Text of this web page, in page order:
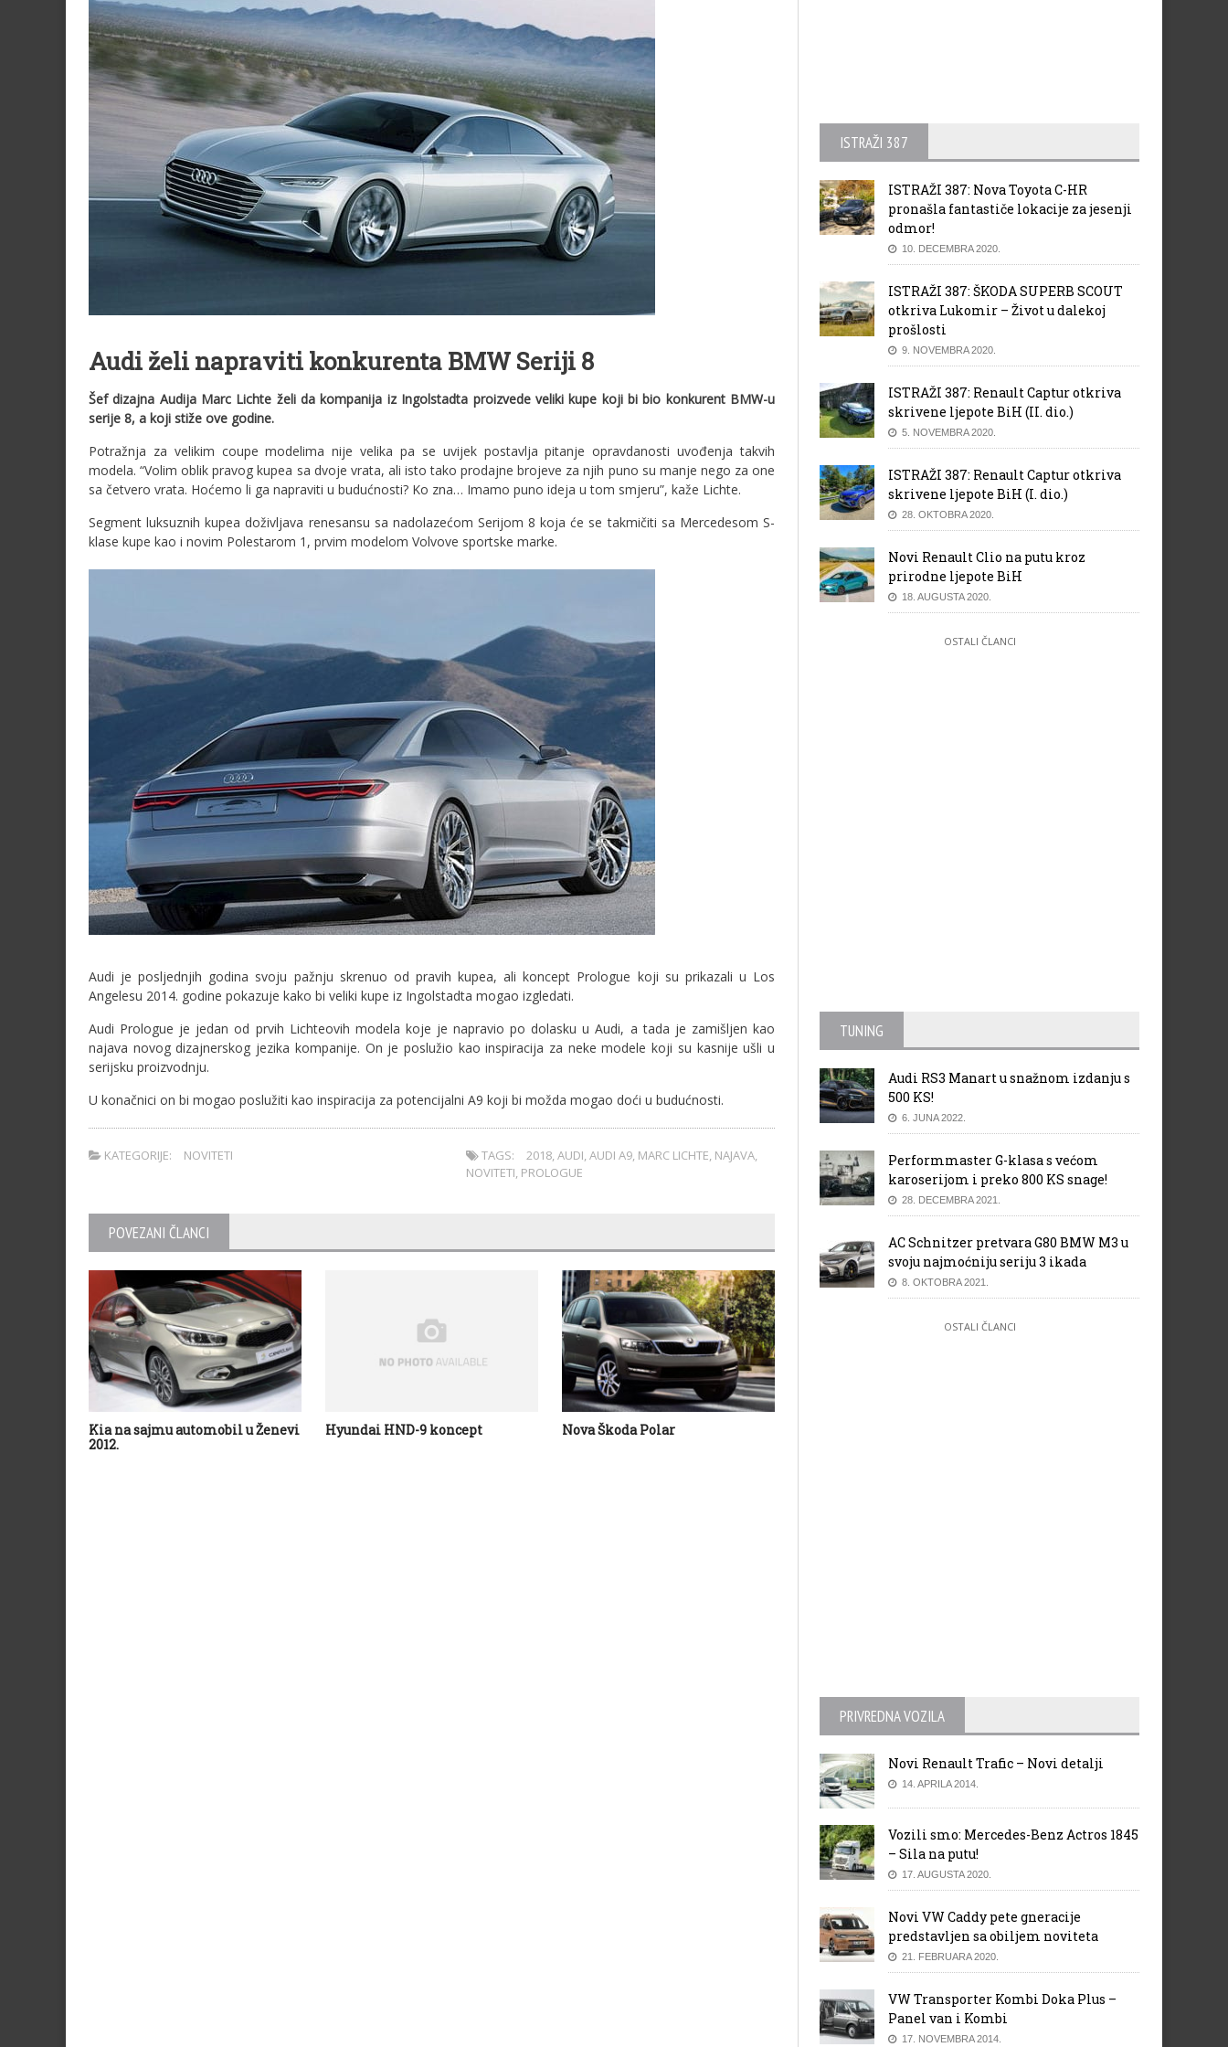
Audi želi napraviti konkurenta BMW Seriji 8
Šef dizajna Audija Marc Lichte želi da kompanija iz Ingolstadta proizvede veliki kupe koji bi bio konkurent BMW-u
serije 8, a koji stiže ove godine.
Potražnja za velikim coupe modelima nije velika pa se uvijek postavlja pitanje opravdanosti uvođenja takvih
modela. “Volim oblik pravog kupea sa dvoje vrata, ali isto tako prodajne brojeve za njih puno su manje nego za one
sa četvero vrata. Hoćemo li ga napraviti u budućnosti? Ko zna… Imamo puno ideja u tom smjeru”, kaže Lichte.
Segment luksuznih kupea doživljava renesansu sa nadolazećom Serijom 8 koja će se takmičiti sa Mercedesom S-
klase kupe kao i novim Polestarom 1, prvim modelom Volvove sportske marke.
Audi je posljednjih godina svoju pažnju skrenuo od pravih kupea, ali koncept Prologue koji su prikazali u Los
Angelesu 2014. godine pokazuje kako bi veliki kupe iz Ingolstadta mogao izgledati.
Audi Prologue je jedan od prvih Lichteovih modela koje je napravio po dolasku u Audi, a tada je zamišljen kao
najava novog dizajnerskog jezika kompanije. On je poslužio kao inspiracija za neke modele koji su kasnije ušli u
serijsku proizvodnju.
U konačnici on bi mogao poslužiti kao inspiracija za potencijalni A9 koji bi možda mogao doći u budućnosti.
KATEGORIJE: NOVITETI TAGS: 2018,AUDI,AUDI A9, MARC LICHTE, NAJAVA,
NOVITETI, PROLOGUE
POVEZANI ČLANCI
Kia na sajmu automobil u Ženevi
2012.
Hyundai HND-9 koncept Nova Škoda Polar
ISTRAŽI 387
ISTRAŽI 387: Nova Toyota C-HR
pronašla fantastiče lokacije za jesenji
odmor!
10. DECEMBRA 2020.
ISTRAŽI 387: ŠKODA SUPERB SCOUT
otkriva Lukomir – Život u dalekoj
prošlosti
9. NOVEMBRA 2020.
ISTRAŽI 387: Renault Captur otkriva
skrivene ljepote BiH (II. dio.)
5. NOVEMBRA 2020.
ISTRAŽI 387: Renault Captur otkriva
skrivene ljepote BiH (I. dio.)
28. OKTOBRA 2020.
Novi Renault Clio na putu kroz
prirodne ljepote BiH
18. AUGUSTA 2020.
OSTALI ČLANCI
TUNING
Audi RS3 Manart u snažnom izdanju s
500 KS!
6. JUNA 2022.
Performmaster G-klasa s većom
karoserijom i preko 800 KS snage!
28. DECEMBRA 2021.
AC Schnitzer pretvara G80 BMW M3 u
svoju najmoćniju seriju 3 ikada
8. OKTOBRA 2021.
OSTALI ČLANCI
PRIVREDNA VOZILA
Novi Renault Trafic – Novi detalji
14. APRILA 2014.
Vozili smo: Mercedes-Benz Actros 1845
– Sila na putu!
17. AUGUSTA 2020.
Novi VW Caddy pete gneracije
predstavljen sa obiljem noviteta
21. FEBRUARA 2020.
VW Transporter Kombi Doka Plus –
Panel van i Kombi
17. NOVEMBRA 2014.